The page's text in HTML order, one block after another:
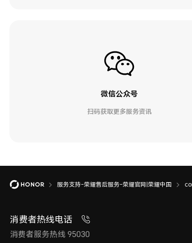
微信公众号
扫码获取更多服务资讯
服务支持-荣耀售后服务-荣耀官网|荣耀中国
消费者热线电话
消费者服务热线 95030